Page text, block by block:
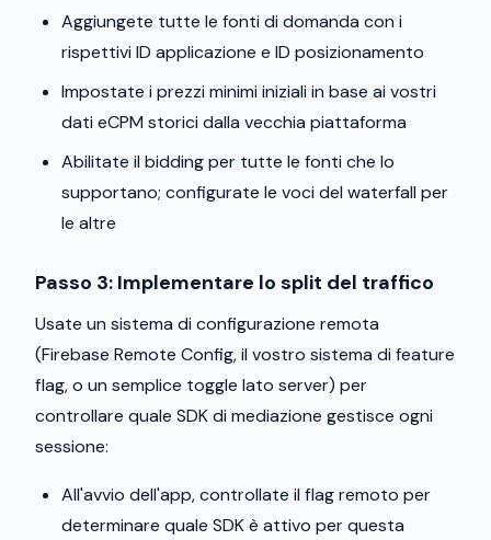
Aggiungete tutte le fonti di domanda con i
rispettivi ID applicazione e ID posizionamento
Impostate i prezzi minimi iniziali in base ai vostri
dati eCPM storici dalla vecchia piattaforma
Abilitate il bidding per tutte le fonti che lo
supportano; configurate le voci del waterfall per
le altre
Passo 3: Implementare lo split del traffico
Usate un sistema di configurazione remota
(Firebase Remote Config, il vostro sistema di feature
flag, o un semplice toggle lato server) per
controllare quale SDK di mediazione gestisce ogni
sessione:
All'avvio dell'app, controllate il flag remoto per
determinare quale SDK è attivo per questa